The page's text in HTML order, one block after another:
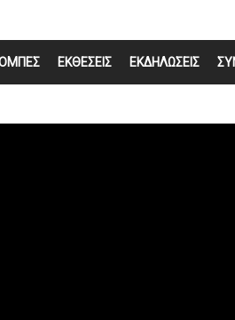
ΕΚΘΕΣΕΙΣ ΕΚΔΗΛΩΣΕΙΣ